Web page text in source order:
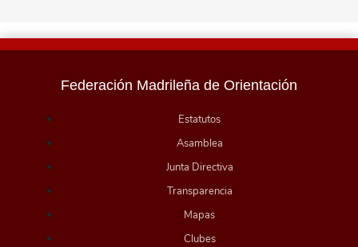
Federación Madrileña de Orientación
Estatutos
Asamblea
Junta Directiva
Transparencia
Mapas
Clubes